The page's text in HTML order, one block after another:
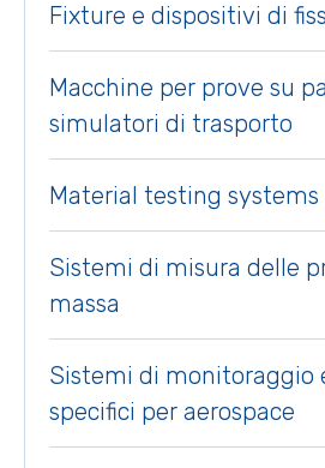
Fixture e dispositivi di
Macchine per prove su
simulatori di trasporto
Material testing systems
Sistemi di misura delle
massa
Sistemi di monitoraggio
specifici per aerospace